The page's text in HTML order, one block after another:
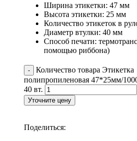
Ширина этикетки: 47 мм
Высота этикетки: 25 мм
Количество этикеток в
Диаметр втулки: 40 мм
Способ печати:
помощью риббона)
Количество товара Этикетка
полипропиленовая 47*25мм/
40 вт.
Уточните цену
Поделиться: